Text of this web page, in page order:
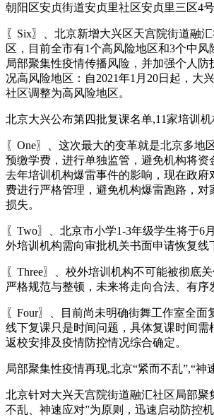
朝阳区安贞街道安贞里社区安贞里三区4号
〖Six〗、北京新增大兴区天宫院街道融
区，目前全市有1个高风险地区和3个中
局部聚集性疫情传播风险，并加强个人防
况高风险地区：自2021年1月20日起，大
社区调整为高风险地区。
北京大兴公布第四批复课名单,11家培训机
〖One〗、这次最大的变革就是北京多地
预缴学费，进行单独监管，避免机构将资
去年培训机构爆雷事件的影响，现在政府
费进行严格管理，避免机构爆雷跑路，对
损失。
〖Two〗、北京市小学1-3年级学生将于6
外培训机构需向审批机关书面申请恢复线
〖Three〗、校外培训机构不可能被彻底
严格规范与整顿，未来将走向合法、有序
〖Four〗、目前尚未明确街舞工作室全面
线下复课只是时间问题，具体复课时间需
返校安排及疫情防控情况综合确定。
局部聚集性疫情再现,北京“紧而不乱”,“神
北京针对大兴天宫院街道融汇社区局部聚
不乱、神速应对”为原则，迅速启动防控